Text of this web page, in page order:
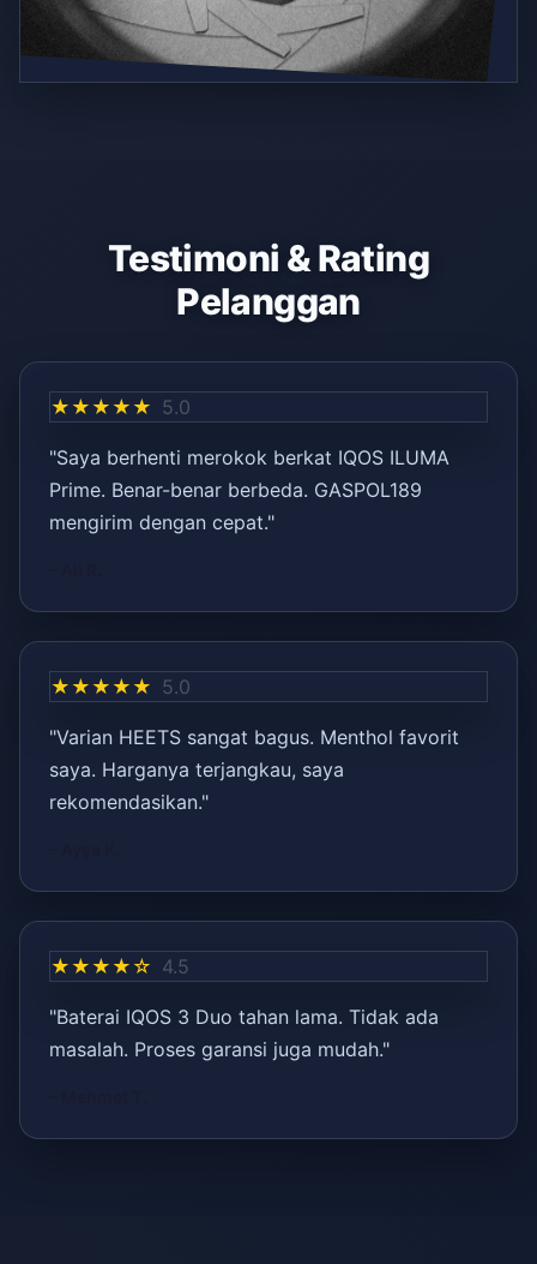
Testimoni & Rating
Pelanggan
★★★★★ 5.0
"Saya berhenti merokok berkat IQOS ILUMA
Prime. Benar-benar berbeda. GASPOL189
mengirim dengan cepat."
★★★★★ 5.0
"Varian HEETS sangat bagus. Menthol favorit
saya. Harganya terjangkau, saya
rekomendasikan."
★★★★☆ 4.5
"Baterai IQOS 3 Duo tahan lama. Tidak ada
masalah. Proses garansi juga mudah."